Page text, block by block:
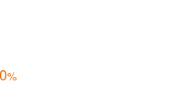
%